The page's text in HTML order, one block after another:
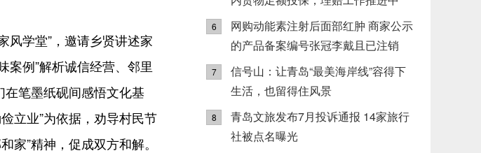
风学堂”，邀请乡贤讲述家
案例”解析诚信经营、邻里
在笔墨纸砚间感悟文化基
立业”为依据，劝导村民节
家”精神，促成双方和解。
6
网购动能素注射后面部红肿 商家公示
的产品备案编号张冠李戴且已注销
7
信号山：让青岛“最美海岸线”容得下
生活，也留得住风景
8
青岛文旅发布7月投诉通报 14家旅行
社被点名曝光